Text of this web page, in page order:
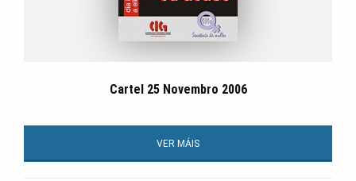
Cartel 25 Novembro 2006
VER MÁIS